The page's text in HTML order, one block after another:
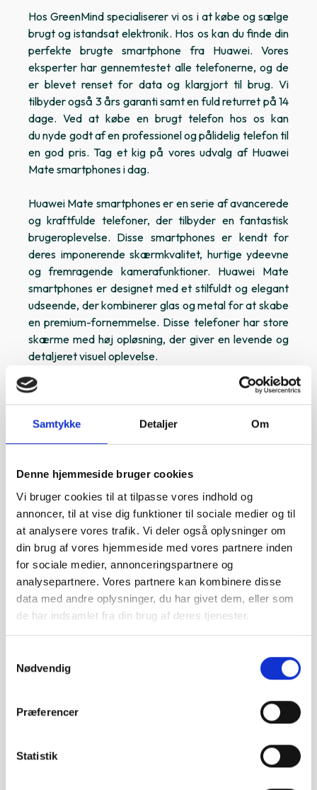
Samtykke Detaljer Om
Denne hjemmeside bruger cookies
Vi bruger cookies til at tilpasse vores indhold og
annoncer, til at vise dig funktioner til sociale medier og til
at analysere vores trafik. Vi deler også oplysninger om
din brug af vores hjemmeside med vores partnere inden
for sociale medier, annonceringspartnere og
analysepartnere. Vores partnere kan kombinere disse
data med andre oplysninger, du har givet dem, eller som
de har indsamlet fra din brug af deres tjenester.
Nødvendig
Præferencer
Statistik
Hos GreenMind specialiserer vi os i at købe og sælge
brugt og istandsat elektronik. Hos os kan du finde din
perfekte brugte smartphone fra Huawei. Vores
eksperter har gennemtestet alle telefonerne, og de
er blevet renset for data og klargjort til brug. Vi
tilbyder også 3 års garanti samt en fuld returret på 14
dage. Ved at købe en brugt telefon hos os kan
du nyde godt af en professionel og pålidelig telefon til
en god pris. Tag et kig på vores udvalg af Huawei
Mate smartphones i dag.
Huawei Mate smartphones er en serie af avancerede
og kraftfulde telefoner, der tilbyder en fantastisk
brugeroplevelse. Disse smartphones er kendt for
deres imponerende skærmkvalitet, hurtige ydeevne
og fremragende kamerafunktioner. Huawei Mate
smartphones er designet med et stilfuldt og elegant
udseende, der kombinerer glas og metal for at skabe
en premium-fornemmelse. Disse telefoner har store
skærme med høj opløsning, der giver en levende og
detaljeret visuel oplevelse.
Med hensyn til ydeevne er Huawei Mate smartphones
udstyret med kraftfulde processorer og tilstrækkelig
RAM, der giver hurtig og problemfri multitasking. Du
kan køre tunge apps og spil uden nogen form for
ved Huawei Mate smartphones er deres kameraer.
Disse telefoner har avancerede kameraer, der kan
tage fantastiske billeder og optage videoer i høj
kvalitet. Uanset om du er en entusiastisk fotograf
eller bare ønsker at fange dine specielle øjeblikke, vil
Huawei Mate smartphones give dig de værktøjer, du
har brug forfor at tage imponerende billeder.
Tag et kig på vores udvalg af Huawei Mate
fantastiske billeder, spille spil eller bare holde kontakt
med dine venner, har vi den perfekte Huawei Mate
modeller med forskellige specifikationer, så du kan